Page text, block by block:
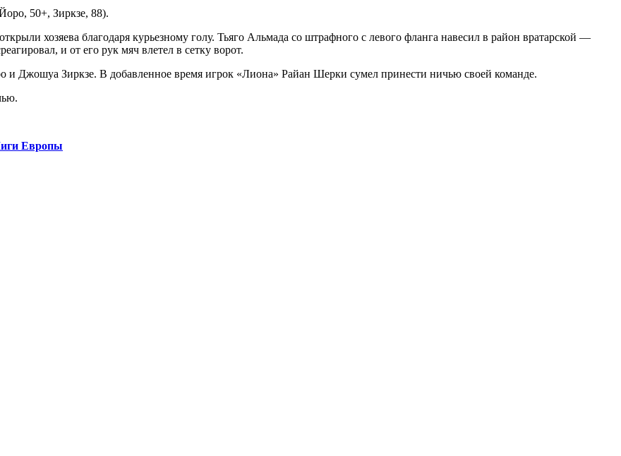
50+, Зиркзе, 88).
хозяева благодаря курьезному голу. Тьяго Альмада со штрафного с левого фланга навесил в район вратарской —
и от его рук мяч влетел в сетку ворот.
и Джошуа Зиркзе. В добавленное время игрок «Лиона» Райан Шерки сумел принести ничью своей команде.
Европы